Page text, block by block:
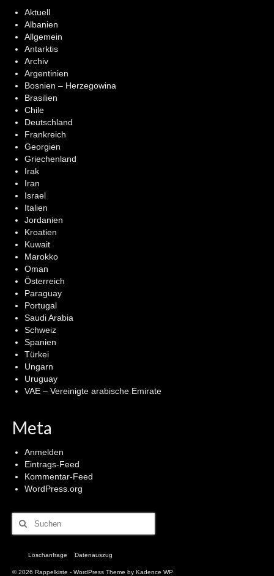
Aktuell
Albanien
Allgemein
Antarktis
Archiv
Argentinien
Bosnien – Herzegowina
Brasilien
Chile
Deutschland
Frankreich
Georgien
Griechenland
Irak
Iran
Israel
Italien
Jordanien
Kroatien
Kuwait
Marokko
Oman
Österreich
Paraguay
Portugal
Saudi Arabia
Schweiz
Spanien
Türkei
Ungarn
Uruguay
VAE – Vereinigte arabische Emirate
Meta
Anmelden
Eintrags-Feed
Kommentar-Feed
WordPress.org
Suchen
nach:
Löschanfrage Datenauszug
© 2026 Rappelkiste - WordPress Theme by Kadence WP